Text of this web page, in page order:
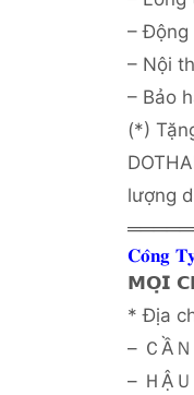
– Động
– Nội
– Bảo
(*)
lượng
𝐂𝐨̂𝐧𝐠
𝗠𝗢̣𝗜
* Địa
– ＣẦ
– ＨẬ